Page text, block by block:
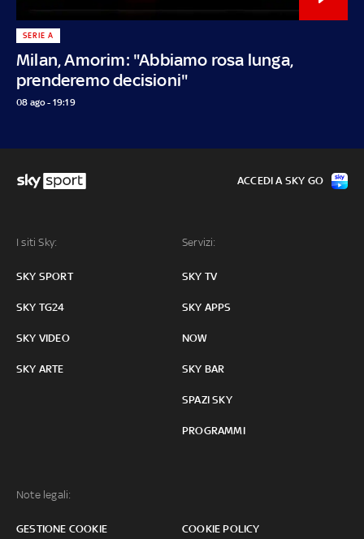
Milan, Amorim: "Abbiamo rosa lunga,
prenderemo decisioni"
SERIE A
08 ago - 19:19
I siti Sky:
SKY SPORT
SKY TG24
SKY VIDEO
SKY ARTE
Servizi:
SKY TV
SKY APPS
NOW
SKY BAR
SPAZI SKY
PROGRAMMI
Note legali:
GESTIONE COOKIE COOKIE POLICY
ACCEDI A SKY GO